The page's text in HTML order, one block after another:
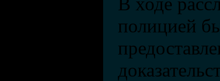
полицией